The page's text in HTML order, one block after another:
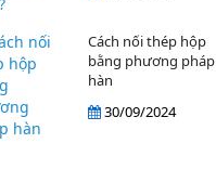
Cách nối thép hộp
bằng phương pháp
hàn
30/09/2024